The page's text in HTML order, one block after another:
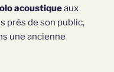
acoustiqueaux
près de son public,
une ancienne